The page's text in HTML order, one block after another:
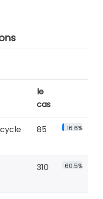
le
cas
85 16.6%
310 60.5%